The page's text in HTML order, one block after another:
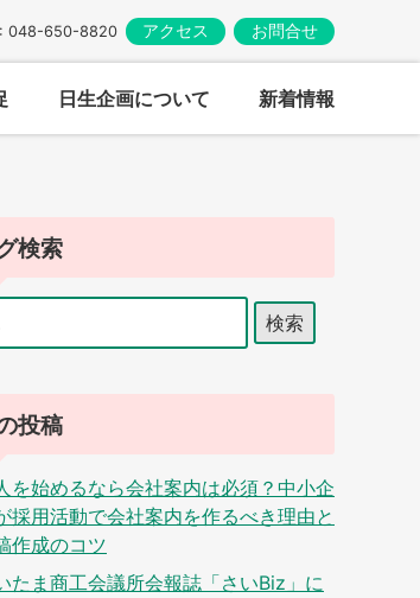
048-650-8820 アクセス お問合せ
日生企画について 新着情報
検索
投稿
を始めるなら会社案内は必須？中小企
採用活動で会社案内を作るべき理由と
作成のコツ
たま商工会議所会報誌「さいBiz」に